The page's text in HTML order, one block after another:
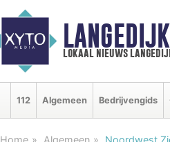
lokaal nieuws
112 Algemeen Bedrijvengids
Home Algemeen Noordwest